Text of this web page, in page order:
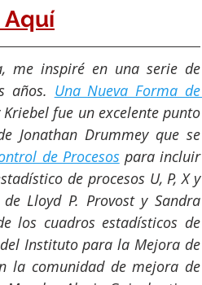
Aquí
me inspiré en una serie de
años. Una Nueva Forma de
fue un excelente punto
Jonathan Drummey que se
de Procesos para incluir
de procesos U, P, X y
Lloyd P. Provost y Sandra
los cuadros estadísticos de
Instituto para la Mejora de
la comunidad de mejora de